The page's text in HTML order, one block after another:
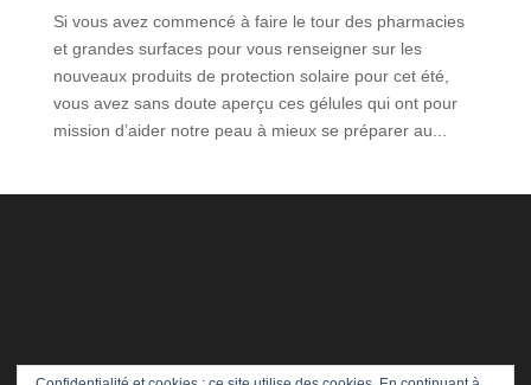
Si vous avez commencé à faire le tour des pharmacies
et grandes surfaces pour vous renseigner sur les
nouveaux produits de protection solaire pour cet été,
vous avez sans doute aperçu ces gélules qui ont pour
mission d’aider notre peau à mieux se préparer au...